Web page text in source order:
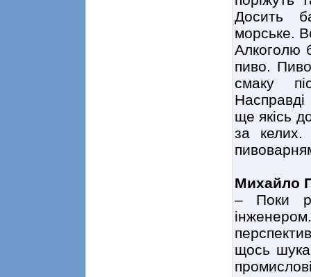
Досить
морське.
Алкоголю
пиво.
смаку
ще якісь
за
Михайло
– Поки
щось